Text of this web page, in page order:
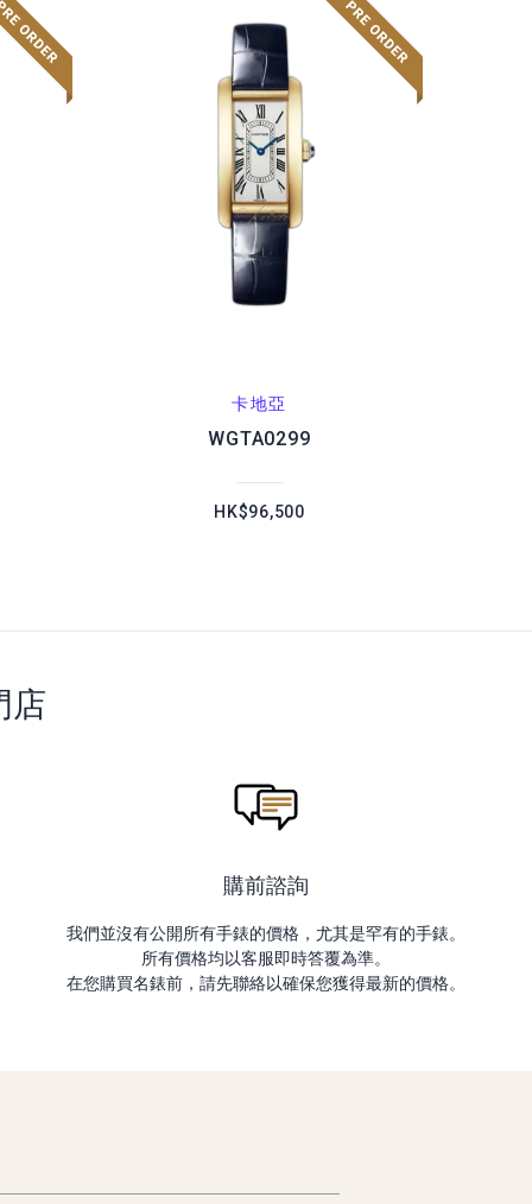
卡地亞
WGTA0299
HK$96,500
店
購前諮詢
我們並沒有公開所有手錶的價格，尤其是罕有的手錶。
所有價格均以客服即時答覆為準。
在您購買名錶前，請先聯絡以確保您獲得最新的價格。